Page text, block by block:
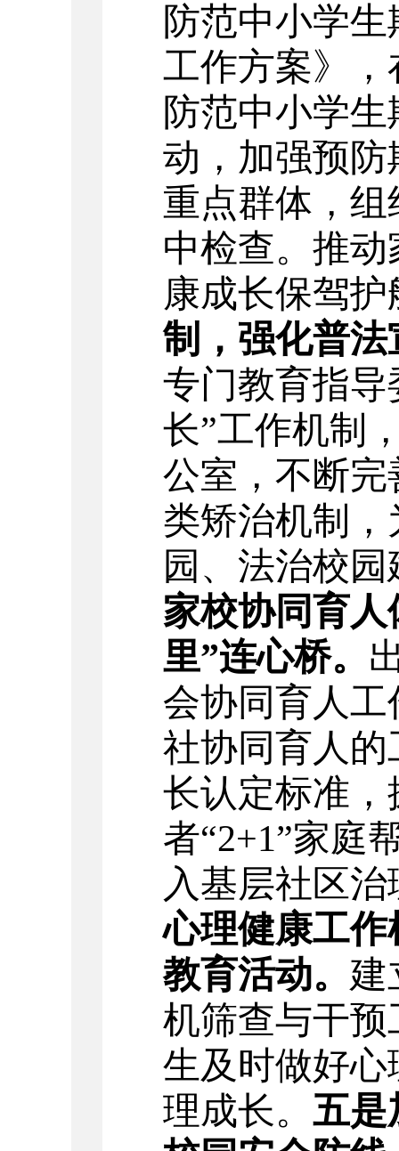
防范中小学
工作方案》
防范中小学生
动 ， 加强预
重点群体， 组
中检查。 推动
康成长保驾护
制，强化普
专门教育指
长”工作机制
公室， 不断完
类矫治机制
园、法治校
家校协同育
里”连心桥。
会协同育人
社协同育人的
长认定标准，
者“2+1”家庭
入基层社区
心理健康工
教育活动。 建
机筛查与干
生及时做好
理成长。 五是